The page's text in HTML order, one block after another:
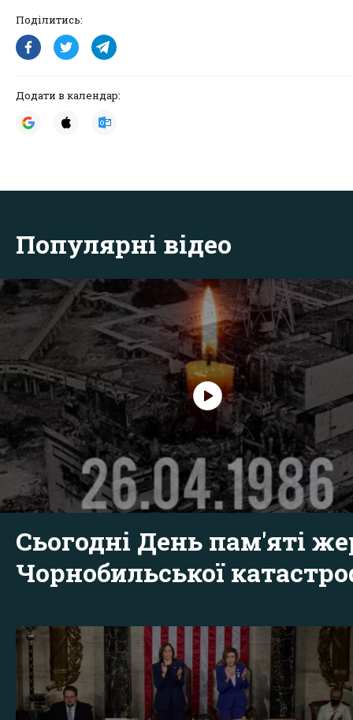
Поділитись:
Додати в календар:
Популярні відео
Сьогодні День пам'яті
Чорнобильської